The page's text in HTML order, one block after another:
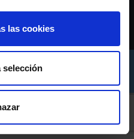
las cookies
selección
(Pontevedra)
900
DE PRIVACIDADE